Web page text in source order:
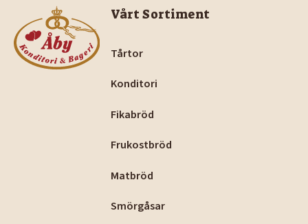
Vårt Sortiment
Tårtor
Konditori
Fikabröd
Frukostbröd
Matbröd
Smörgåsar